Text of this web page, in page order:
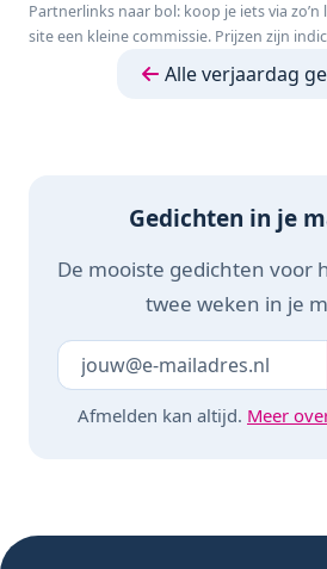
Familiespel -
Educatief spel -
Partnerlinks naar bol: koop je iets via
site een kleine commissie. Prijzen zijn
Alle verjaardag
Gedichten in je
De mooiste gedichten voor
twee weken in je
Laat dit veld leeg Je e-
Afmelden kan altijd. Meer